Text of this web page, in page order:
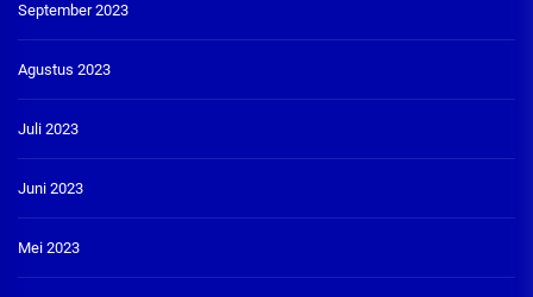
September 2023
Agustus 2023
Juli 2023
Juni 2023
Mei 2023